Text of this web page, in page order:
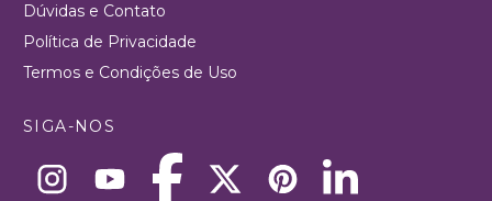
Dúvidas e Contato
Política de Privacidade
Termos e Condições de Uso
SIGA-NOS